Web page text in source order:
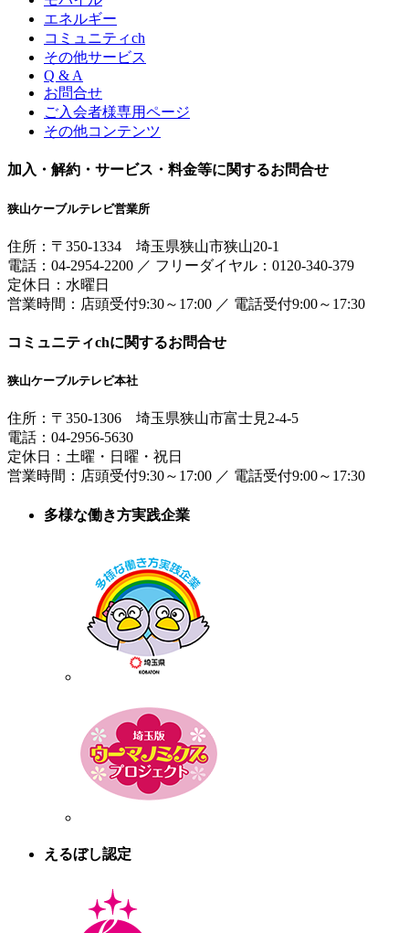
エネルギー
コミュニティch
その他サービス
Q & A
お問合せ
ご入会者様専用ページ
その他コンテンツ
加入・解約・サービス・料金等に関するお問合せ
狭山ケーブルテレビ営業所
住所： 〒350-1334 埼玉県狭山市狭山20-1
電話： 04-2954-2200 ／ フリーダイヤル：0120-340-379
定休日：水曜日
営業時間： 店頭受付9:30～17:00 ／ 電話受付9:00～17:30
コミュニティchに関するお問合せ
狭山ケーブルテレビ本社
住所： 〒350-1306 埼玉県狭山市富士見2-4-5
電話： 04-2956-5630
定休日：土曜・日曜・祝日
営業時間： 店頭受付9:30～17:00 ／ 電話受付9:00～17:30
多様な働き方実践企業
えるぼし認定